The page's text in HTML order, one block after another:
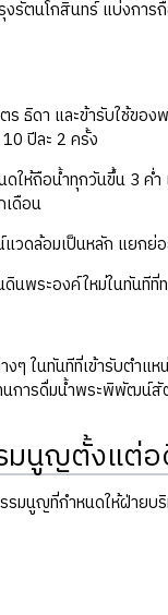
ตนโกสินทร์ แบ่งกา
ธิดา และข้ารับใช้ขอ
ปีละ 2 ครั้ง
ดให้ถือน้ำทุกวันขึ้น 3
เดือน
วดล้อมเป็นหลัก แยกย่
พระองค์ใหม่ในทันทีที่
ๆ ในทันทีที่เข้ารับตำ
นการดื่มน้ำพระพิพัฒน์สั
นูญตั้งแต่
มนูญที่กำหนดให้ฝ่าย